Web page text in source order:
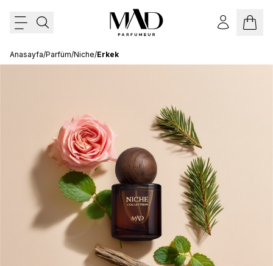
Anasayfa/Parfüm/Niche/Erkek